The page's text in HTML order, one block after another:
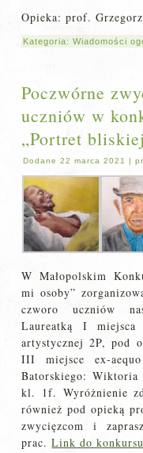
Opieka: prof.
Kategoria:Wiadomości
Poczwórne
uczniów w
„Portret
Dodane 22 marca 2021 |
W Małopolskim
mi osoby”
czworo uczniów
Laureatką I
artystycznej 2P, pod
III miejsce ex-
Batorskiego: Wiktoria
kl. 1f. Wyróżnienie
również pod opieką
zwycięzcom i
prac.Link do